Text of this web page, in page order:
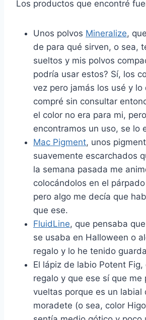
Los productos que encontré
Unos polvos Mineralize,
de para qué sirven, o sea,
sueltos y mis polvos
podría usar estos? Sí, los
vez pero jamás los usé y lo
compré sin consultar
el color no era para mi,
encontramos un uso, se lo
Mac Pigment, unos
suavemente escarchados
la semana pasada me
colocándolos en el
pero algo me decía que
que ese.
FluidLine, que pensaba
se usaba en Halloween o
regalo y lo he tenido
El lápiz de labio Potent
regalo y que ese sí que me
vueltas porque es un labial
moradete (o sea, color